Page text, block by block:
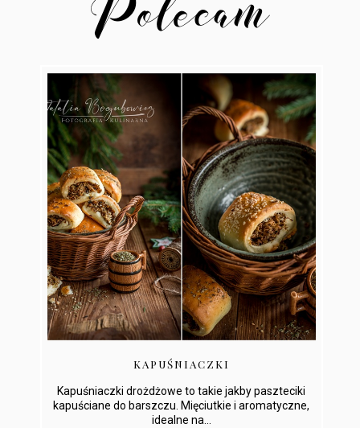
KAPUŚNIACZKI
Kapuśniaczki drożdżowe to takie jakby paszteciki
kapuściane do barszczu. Mięciutkie i aromatyczne,
idealne na...